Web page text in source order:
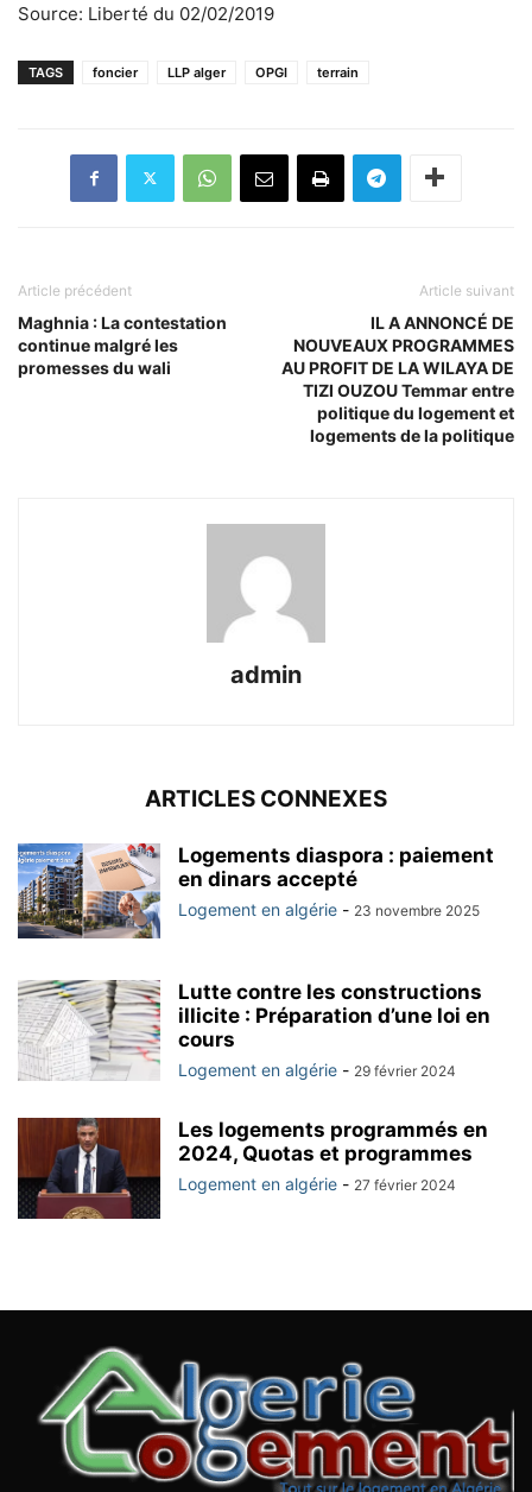
Source: Liberté du 02/02/2019
TAGS foncier LLP alger OPGI terrain
Article précédent
Maghnia : La contestation
continue malgré les
promesses du wali
Article suivant
IL A ANNONCÉ DE
NOUVEAUX PROGRAMMES
AU PROFIT DE LA WILAYA DE
TIZI OUZOU Temmar entre
politique du logement et
logements de la politique
admin
ARTICLES CONNEXES
Logements diaspora : paiement
en dinars accepté
Logement en algérie - 23 novembre 2025
Lutte contre les constructions
illicite : Préparation d’une loi en
cours
Logement en algérie - 29 février 2024
Les logements programmés en
2024, Quotas et programmes
Logement en algérie - 27 février 2024